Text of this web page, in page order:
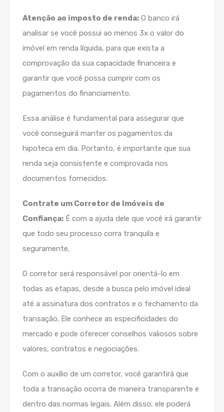
Atenção ao imposto de renda: O banco irá
analisar se você possui ao menos 3x o valor do
imóvel em renda líquida, para que exista a
comprovação da sua capacidade financeira e
garantir que você possa cumprir com os
pagamentos do financiamento.
Essa análise é fundamental para assegurar que
você conseguirá manter os pagamentos da
hipoteca em dia. Portanto, é importante que sua
renda seja consistente e comprovada nos
documentos fornecidos.
Contrate um Corretor de Imóveis de
Confiança: É com a ajuda dele que você irá garantir
que todo seu processo corra tranquila e
seguramente.
O corretor será responsável por orientá-lo em
todas as etapas, desde a busca pelo imóvel ideal
até a assinatura dos contratos e o fechamento da
transação. Ele conhece as especificidades do
mercado e pode oferecer conselhos valiosos sobre
valores, contratos e negociações.
Com o auxílio de um corretor, você garantirá que
toda a transação ocorra de maneira transparente e
dentro das normas legais. Além disso, ele poderá